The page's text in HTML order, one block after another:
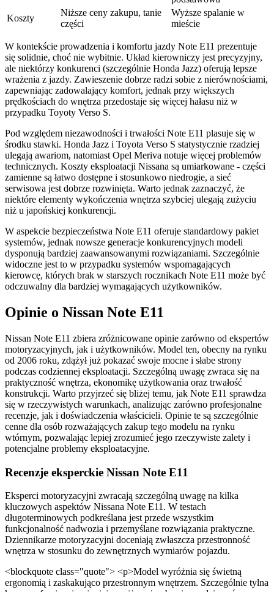
Koszty
Niższe ceny zakupu, tanie
części
Wyższe spalanie w
mieście
W kontekście prowadzenia i komfortu jazdy Note E11 prezentuje
się solidnie, choć nie wybitnie. Układ kierowniczy jest precyzyjny,
ale niektórzy konkurenci (szczególnie Honda Jazz) oferują lepsze
wrażenia z jazdy. Zawieszenie dobrze radzi sobie z nierównościami,
zapewniając zadowalający komfort, jednak przy większych
prędkościach do wnętrza przedostaje się więcej hałasu niż w
przypadku Toyoty Verso S.
Pod względem niezawodności i trwałości Note E11 plasuje się w
środku stawki. Honda Jazz i Toyota Verso S statystycznie rzadziej
ulegają awariom, natomiast Opel Meriva notuje więcej problemów
technicznych. Koszty eksploatacji Nissana są umiarkowane - części
zamienne są łatwo dostępne i stosunkowo niedrogie, a sieć
serwisowa jest dobrze rozwinięta. Warto jednak zaznaczyć, że
niektóre elementy wykończenia wnętrza szybciej ulegają zużyciu
niż u japońskiej konkurencji.
W aspekcie bezpieczeństwa Note E11 oferuje standardowy pakiet
systemów, jednak nowsze generacje konkurencyjnych modeli
dysponują bardziej zaawansowanymi rozwiązaniami. Szczególnie
widoczne jest to w przypadku systemów wspomagających
kierowcę, których brak w starszych rocznikach Note E11 może być
odczuwalny dla bardziej wymagających użytkowników.
Opinie o Nissan Note E11
Nissan Note E11 zbiera zróżnicowane opinie zarówno od ekspertów
motoryzacyjnych, jak i użytkowników. Model ten, obecny na rynku
od 2006 roku, zdążył już pokazać swoje mocne i słabe strony
podczas codziennej eksploatacji. Szczególną uwagę zwraca się na
praktyczność wnętrza, ekonomikę użytkowania oraz trwałość
konstrukcji. Warto przyjrzeć się bliżej temu, jak Note E11 sprawdza
się w rzeczywistych warunkach, analizując zarówno profesjonalne
recenzje, jak i doświadczenia właścicieli. Opinie te są szczególnie
cenne dla osób rozważających zakup tego modelu na rynku
wtórnym, pozwalając lepiej zrozumieć jego rzeczywiste zalety i
potencjalne problemy eksploatacyjne.
Recenzje eksperckie Nissan Note E11
Eksperci motoryzacyjni zwracają szczególną uwagę na kilka
kluczowych aspektów Nissana Note E11. W testach
długoterminowych podkreślana jest przede wszystkim
funkcjonalność nadwozia i przemyślane rozwiązania praktyczne.
Dziennikarze motoryzacyjni doceniają zwłaszcza przestronność
wnętrza w stosunku do zewnętrznych wymiarów pojazdu.
<blockquote class="quote"> <p>Model wyróżnia się świetną
ergonomią i zaskakująco przestronnym wnętrzem. Szczególnie tylna